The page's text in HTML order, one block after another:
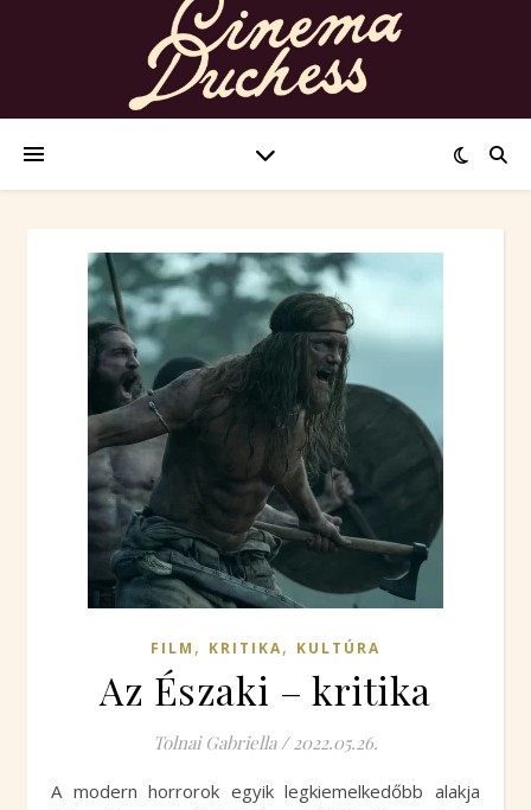
FILM , KRITIKA, KULTÚRA
Az Északi – kritika
Tolnai Gabriella / 2022.05.26.
A modern horrorok egyik legkiemelkedőbb alakja